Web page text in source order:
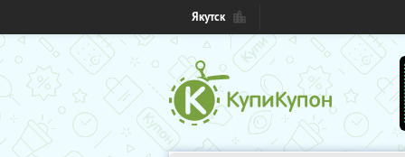
Якутск